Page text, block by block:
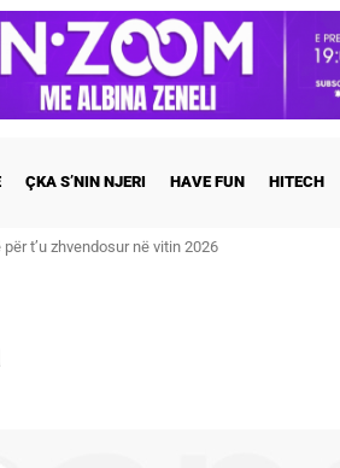
ÇKA S’NIN NJERI HAVE FUN HITECH
t’u zhvendosur në vitin 2026